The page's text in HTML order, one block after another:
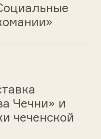
Чечни» и
чеченской